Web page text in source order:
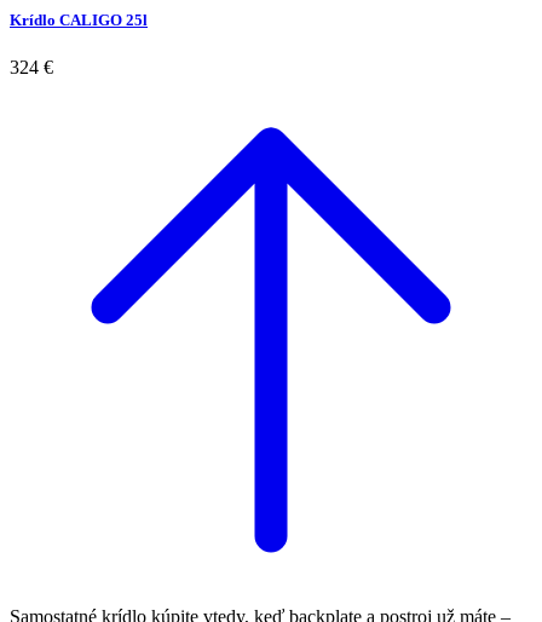
Krídlo CALIGO 25l
324 €
Samostatné krídlo kúpite vtedy, keď backplate a postroj už máte –